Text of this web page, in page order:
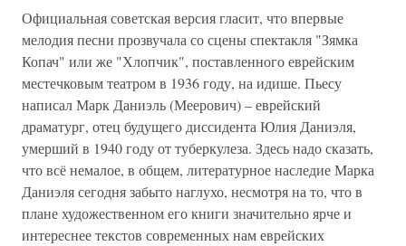
Официальная советская версия гласит, что впервые
мелодия песни прозвучала со сцены спектакля "Зямка
Копач" или же "Хлопчик", поставленного еврейским
местечковым театром в 1936 году, на идише. Пьесу
написал Марк Даниэль (Меерович) – еврейский
драматург, отец будущего диссидента Юлия Даниэля,
умерший в 1940 году от туберкулеза. Здесь надо сказать,
что всё немалое, в общем, литературное наследие Марка
Даниэля сегодня забыто наглухо, несмотря на то, что в
плане художественном его книги значительно ярче и
интереснее текстов современных нам еврейских